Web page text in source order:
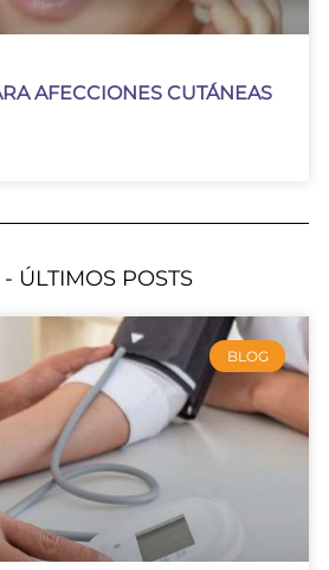
AFECCIONES CUTÁNEAS
ÚLTIMOS POSTS
BLOG